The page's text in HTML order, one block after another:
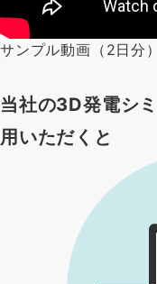
サンプル動画（2日分）
当社の3D発電シ
用いただくと